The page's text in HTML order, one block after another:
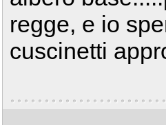
regge, e io
cuscinetti